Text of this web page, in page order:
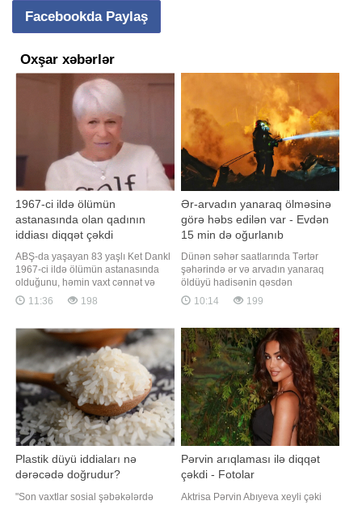
Facebookda Paylaş
Oxşar xəbərlər
1967-ci ildə ölümün
astanasında olan qadının
iddiası diqqət çəkdi
ABŞ-da yaşayan 83 yaşlı Ket Dankl
1967-ci ildə ölümün astanasında
olduğunu, həmin vaxt cənnət və
cəhənnəmlə bağlı görüntülər
gördüyünü, daha sonra isə
edib. xəbər verir ki, bu barədə Need
To Know nəşri məlumat yayıb.
Dankl bildirib ki, həmin il oğlunu
itirib və b
11:36 198
Ər-arvadın yanaraq ölməsinə
görə həbs edilən var - Evdən
15 min də oğurlanıb
Dünən səhər saatlarında Tərtər
şəhərində ər və arvadın yanaraq
öldüyü hadisənin qəsdən
törədilməsi bəlli olub.
"Qafqazinfo"nun əldə etdiyi
sakini 1987-ci il təvəllüdlü Vüqar
Baxşəliyev tərəfindən törətdiyi üzə
çıxıb. Məlum olub ki, o, sübh
saatlarında 1941-c
10:14 199
Plastik düyü iddiaları nə
dərəcədə doğrudur?
"Son vaxtlar sosial şəbəkələrdə
Pərvin arıqlaması ilə diqqət
çəkdi - Fotolar
Aktrisa Pərvin Abıyeva xeyli çəki